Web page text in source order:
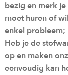
bezig en merk
moet huren of
enkel probleem;
Heb je de
op en maken
eenvoudig kan